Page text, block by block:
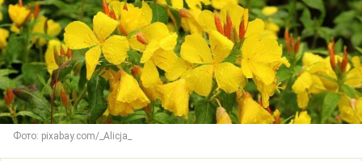
Фото: pixabay.com/_Alicja_